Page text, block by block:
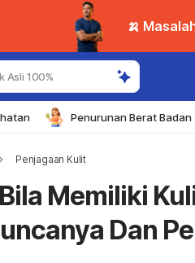
🍌
Asli 100%
Penurunan Berat Badan
Penjagaan Kulit
Memiliki
Dan